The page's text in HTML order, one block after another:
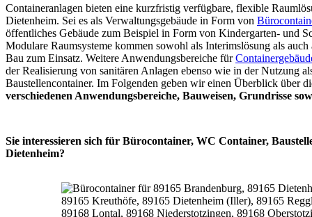
Containeranlagen bieten eine kurzfristig verfügbare, flexible
Dietenheim. Sei es als Verwaltungsgebäude in Form von
öffentliches Gebäude zum Beispiel in Form von Kindergarten- und
Modulare Raumsysteme kommen sowohl als Interimslösung als auch
Bau zum Einsatz. Weitere Anwendungsbereiche für
der Realisierung von sanitären Anlagen ebenso wie in der Nutzung
Baustellencontainer. Im Folgenden geben wir einen Überblick über
verschiedenen Anwendungsbereiche, Bauweisen, Grundrisse
Sie interessieren sich für Bürocontainer, WC Container,
Dietenheim?